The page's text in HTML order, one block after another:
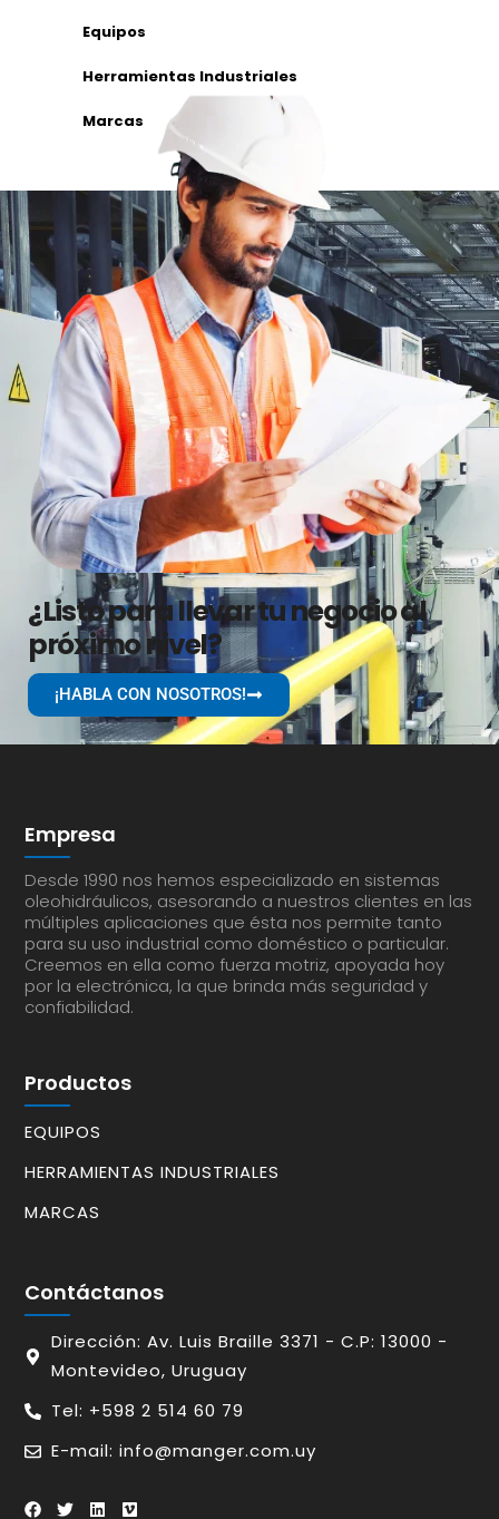
Equipos
Herramientas Industriales
Marcas
¿Listo para llevar tu negocio al
próximo nivel?
¡HABLA CON NOSOTROS!
Empresa
Desde 1990 nos hemos especializado en sistemas
oleohidráulicos, asesorando a nuestros clientes en las
múltiples aplicaciones que ésta nos permite tanto
para su uso industrial como doméstico o particular.
Creemos en ella como fuerza motriz, apoyada hoy
por la electrónica, la que brinda más seguridad y
confiabilidad.
Productos
EQUIPOS
HERRAMIENTAS INDUSTRIALES
MARCAS
Contáctanos
Dirección: Av. Luis Braille 3371 - C.P: 13000 -
Montevideo, Uruguay
Tel: +598 2 514 60 79
E-mail: info@manger.com.uy